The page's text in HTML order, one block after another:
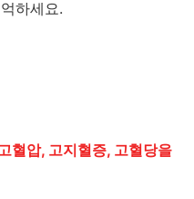
하세요.
혈압, 고지혈증, 고혈당을